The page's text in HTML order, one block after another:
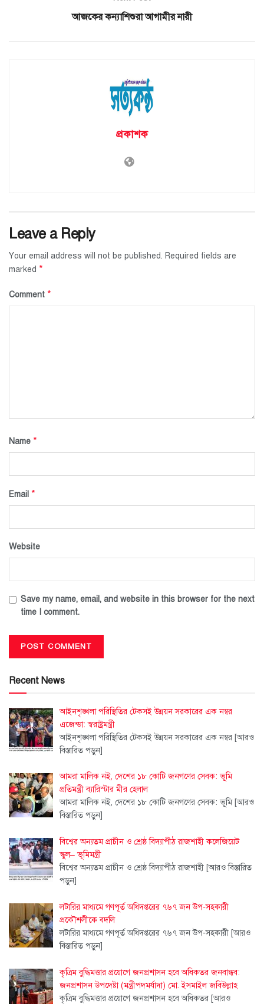
আজকের কন্যাশিশুরা আগামীর নারী
প্রকাশক
Leave a Reply
Your email address will not be published. Required fields are
marked *
Comment *
Name *
Email *
Website
Save my name, email, and website in this browser for the next
time I comment.
Recent News
আইনশৃঙ্খলা পরিস্থিতির টেকসই উন্নয়ন সরকারের এক নম্বর
এজেন্ডা: স্বরাষ্ট্রমন্ত্রী
আইনশৃঙ্খলা পরিস্থিতির টেকসই উন্নয়ন সরকারের এক নম্বর [আরও
বিস্তারিত পড়ুন]
আমরা মালিক নই, দেশের ১৮ কোটি জনগণের সেবক: ভূমি
প্রতিমন্ত্রী ব্যারিস্টার মীর হেলাল
আমরা মালিক নই, দেশের ১৮ কোটি জনগণের সেবক: ভূমি [আরও
বিস্তারিত পড়ুন]
বিশ্বের অন্যতম প্রাচীন ও শ্রেষ্ঠ বিদ্যাপীঠ রাজশাহী কলেজিয়েট
স্কুল– ভূমিমন্ত্রী
বিশ্বের অন্যতম প্রাচীন ও শ্রেষ্ঠ বিদ্যাপীঠ রাজশাহী [আরও বিস্তারিত
পড়ুন]
লটারির মাধ্যমে গণপূর্ত অধিদপ্তরের ৭৬৭ জন উপ-সহকারী
প্রকৌশলীকে বদলি
লটারির মাধ্যমে গণপূর্ত অধিদপ্তরের ৭৬৭ জন উপ-সহকারী [আরও
বিস্তারিত পড়ুন]
কৃত্রিম বুদ্ধিমত্তার প্রয়োগে জনপ্রশাসন হবে অধিকতর জনবান্ধব:
জনপ্রশাসন উপদেষ্টা (মন্ত্রীপদমর্যাদা) মো. ইসমাইল জবিউল্লাহ
কৃত্রিম বুদ্ধিমত্তার প্রয়োগে জনপ্রশাসন হবে অধিকতর [আরও